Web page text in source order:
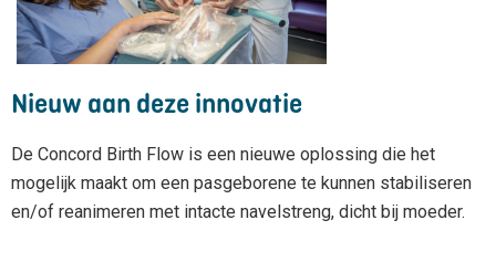
Nieuw aan deze innovatie
De Concord Birth Flow is een nieuwe oplossing die het
mogelijk maakt om een pasgeborene te kunnen stabiliseren
en/of reanimeren met intacte navelstreng, dicht bij moeder.